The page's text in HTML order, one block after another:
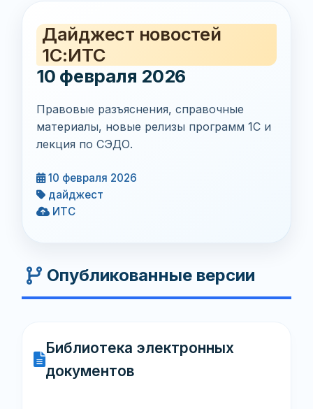
Дайджест новостей
1С:ИТС
10 февраля 2026
Правовые разъяснения, справочные
материалы, новые релизы программ 1С и
лекция по СЭДО.
10 февраля 2026
дайджест
ИТС
Опубликованные версии
Библиотека электронных
документов